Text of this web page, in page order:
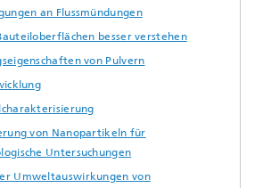
an Flussmündungen
besser verstehen
von Pulvern
von Nanopartikeln für
Untersuchungen
Umweltauswirkungen von